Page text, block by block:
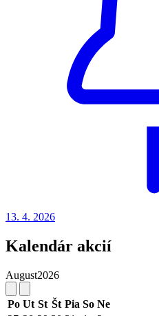
13. 4. 2026
Kalendár akcií
August2026
Po Ut St Št Pia So Ne